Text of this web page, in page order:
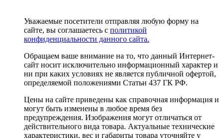
Уважаемые посетители отправляя любую форму на
сайте, вы соглашаетесь с политикой
конфиденциальности данного сайта.
Обращаем ваше внимание на то, что данный Интернет-
сайт носит исключительно информационный характер и
ни при каких условиях не является публичной офертой,
определяемой положениями Статьи 437 ГК РФ.
Цены на сайте приведены как справочная информация и
могут быть изменены в любое время без
предупреждения. Изображения могут отличаться от
действительного вида товара. Актуальные технические
характеристики, вес и габариты товара уточняйте у